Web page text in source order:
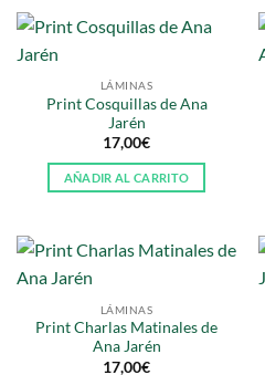
LÁMINAS
Print Cosquillas de Ana
Jarén
17,00€
AÑADIR AL CARRITO
LÁMINAS
Print Charlas Matinales de
Ana Jarén
17,00€